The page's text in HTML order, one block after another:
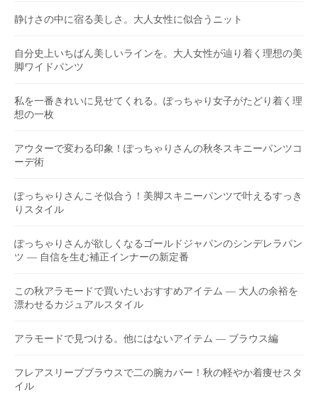
静けさの中に宿る美しさ。大人女性に似合うニット
自分史上いちばん美しいラインを。大人女性が辿り着く理想の美
脚ワイドパンツ
私を一番きれいに見せてくれる。ぽっちゃり女子がたどり着く理
想の一枚
アウターで変わる印象！ぽっちゃりさんの秋冬スキニーパンツコ
ーデ術
ぽっちゃりさんこそ似合う！美脚スキニーパンツで叶えるすっき
りスタイル
ぽっちゃりさんが欲しくなるゴールドジャパンのシンデレラパン
ツ ― 自信を生む補正インナーの新定番
この秋アラモードで買いたいおすすめアイテム ― 大人の余裕を
漂わせるカジュアルスタイル
アラモードで見つける。他にはないアイテム ― ブラウス編
フレアスリーブブラウスで二の腕カバー！秋の軽やか着痩せスタ
イル